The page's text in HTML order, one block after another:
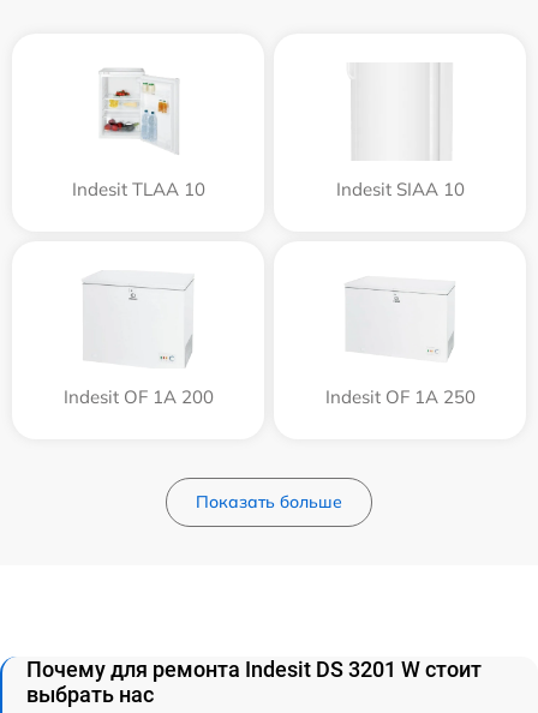
Indesit TLAA 10 Indesit SIAA 10
Indesit OF 1A 200 Indesit OF 1A 250
Показать больше
Почему для ремонта Indesit DS 3201 W стоит
выбрать нас